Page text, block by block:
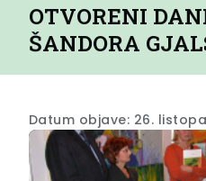
OTVORENI
ŠANDORA
Datum objave: 26.